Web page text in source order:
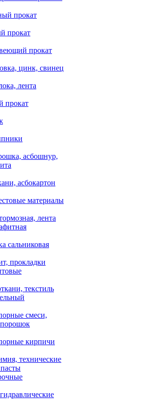
прокат
прокат
прокат
цинк, свинец
лента
прокат
асбошнур,
асбокартон
материалы
лента
сальниковая
прокладки
текстиль
смеси,
кирпичи
технические